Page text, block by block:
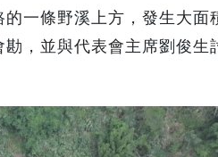
一條野溪上方，發生大面
，並與代表會主席劉俊生